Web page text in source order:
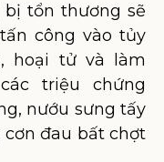
tổn thương sẽ
công vào tủy
hoại tử và làm
triệu chứng
nướu sưng tấy
đau bất chợt